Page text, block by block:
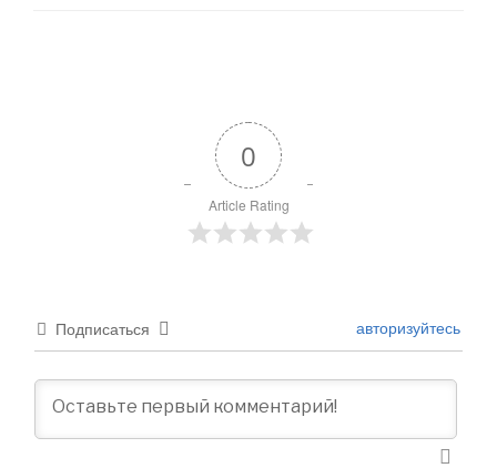
0
Article Rating
Подписаться авторизуйтесь